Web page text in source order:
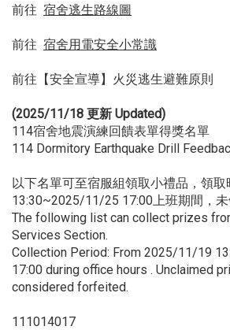
前往 宿舍逃生路線圖
前往 宿舍用電安全小常識
前往 【安全宣導】火災逃生避難原則
(2025/11/18 更新 Updated)
114宿舍地震演練回饋表單得獎名單
114 Dormitory Earthquake Drill
以下名單可至宿服組領取小禮品，領
13:30~2025/11/25 17:00上班期間，未
The following list can collect prizes
Services Section.
Collection Period: From 2025/11/19
17:00 during office hours . Unclaimed
considered forfeited.
111014017